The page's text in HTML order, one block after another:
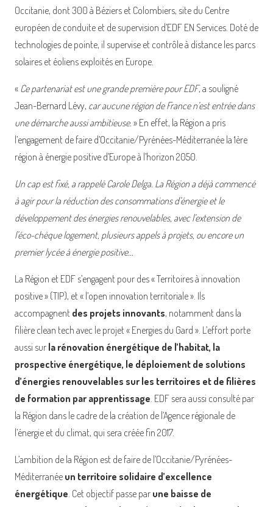
Occitanie, dont 300 à Béziers et Colombiers, site du Centre
européen de conduite et de supervision d’EDF EN Services. Doté de
technologies de pointe, il supervise et contrôle à distance les parcs
solaires et éoliens exploités en Europe.
« Ce partenariat est une grande première pour EDF, a souligné
Jean-Bernard Lévy, car aucune région de France n’est entrée dans
une démarche aussi ambitieuse. » En effet, la Région a pris
l’engagement de faire d’Occitanie/Pyrénées-Méditerranée la 1ère
région à énergie positive d’Europe à l’horizon 2050.
Un cap est fixé, a rappelé Carole Delga. La Région a déjà commencé
à agir pour la réduction des consommations d’énergie et le
développement des énergies renouvelables, avec l’extension de
l’éco-chèque logement, plusieurs appels à projets, ou encore un
premier lycée à énergie positive…
La Région et EDF s’engagent pour des « Territoires à innovation
positive » (TIP), et « l’open innovation territoriale ». Ils
accompagnent des projets innovants, notamment dans la
filière clean tech avec le projet « Energies du Gard ». L’effort porte
aussi sur la rénovation énergétique de l’habitat, la
prospective énergétique, le déploiement de solutions
d’énergies renouvelables sur les territoires et de filières
de formation par apprentissage. EDF sera aussi consulté par
la Région dans le cadre de la création de l’Agence régionale de
l’énergie et du climat, qui sera créée fin 2017.
L’ambition de la Région est de faire de l’Occitanie/Pyrénées-
Méditerranée un territoire solidaire d’excellence
énergétique. Cet objectif passe par une baisse de